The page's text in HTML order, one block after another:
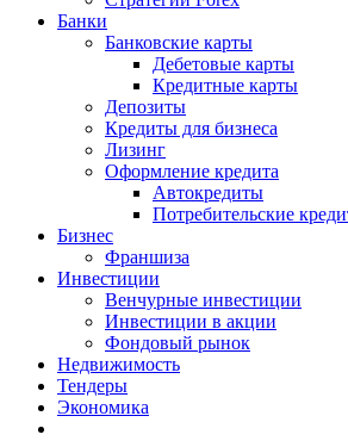
Банки
Банковские карты
Дебетовые карты
Кредитные карты
Депозиты
Кредиты для бизнеса
Лизинг
Оформление кредита
Автокредиты
Потребительские
Бизнес
Франшиза
Инвестиции
Венчурные инвестиции
Инвестиции в акции
Фондовый рынок
Недвижимость
Тендеры
Экономика